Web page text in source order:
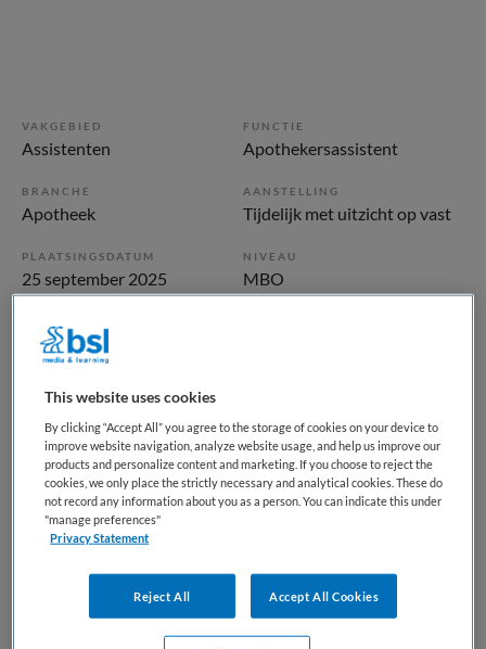
VAKGEBIED
Assistenten
FUNCTIE
Apothekersassistent
BRANCHE
Apotheek
AANSTELLING
Tijdelijk met uitzicht op vast
PLAATSINGSDATUM
25 september 2025
NIVEAU
MBO
Ervaren
Vacature niet beschikbaar
Deze vacature Apothekersassistent bij OLVG is niet meer
actueel. Hieronder staan enkele vergelijkbare vacatures die
voor u wellicht interessant zijn.
This website uses cookies
By clicking “Accept All” you agree to the storage of cookies on your device to
improve website navigation, analyze website usage, and help us improve our
products and personalize content and marketing. If you choose to reject the
cookies, we only place the strictly necessary and analytical cookies. These do
not record any information about you as a person. You can indicate this under
"manage preferences"
Privacy Statement
Reject All Accept All Cookies